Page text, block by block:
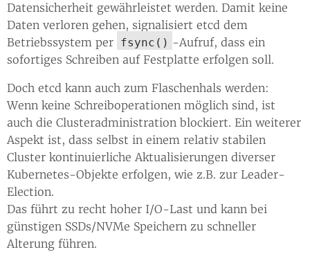
Datensicherheit gewährleistet werden. Damit keine
Daten verloren gehen, signalisiert etcd dem
Betriebssystem per fsync() -Aufruf, dass ein
sofortiges Schreiben auf Festplatte erfolgen soll.
Doch etcd kann auch zum Flaschenhals werden:
Wenn keine Schreiboperationen möglich sind, ist
auch die Clusteradministration blockiert. Ein weiterer
Aspekt ist, dass selbst in einem relativ stabilen
Cluster kontinuierliche Aktualisierungen diverser
Kubernetes-Objekte erfolgen, wie z.B. zur Leader-
Election.
Das führt zu recht hoher I/O-Last und kann bei
günstigen SSDs/NVMe Speichern zu schneller
Alterung führen.